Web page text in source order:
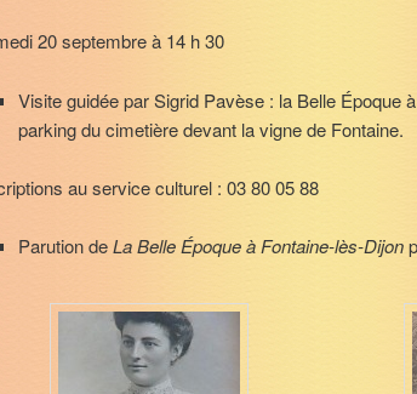
20 septembre à 14 h 30
Visite guidée par Sigrid Pavèse : la Belle Époque
parking du cimetière devant la vigne de Fontaine.
au service culturel : 03 80 05 88
Parution deLa Belle Époque à Fontaine-lès-Dijon